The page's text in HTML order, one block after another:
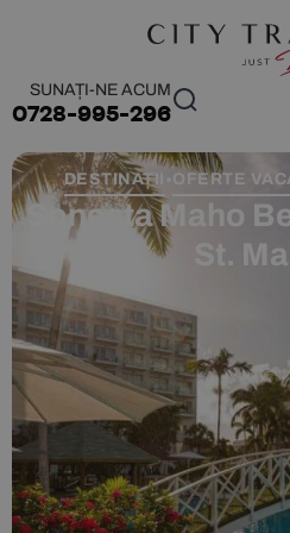
SUNAȚI-NE ACUM
0728-995-296
DESTINAȚII OFERTE
Sonesta Maho
St.